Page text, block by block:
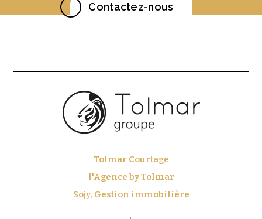
Contactez-nous
Tolmar Courtage
l'Agence by Tolmar
Sojy, Gestion immobilière